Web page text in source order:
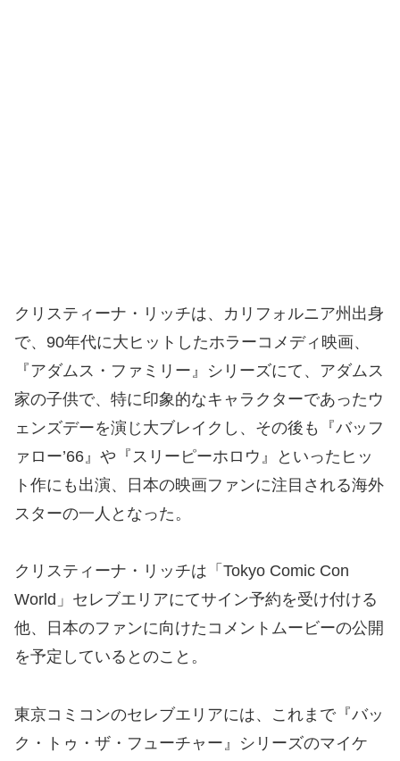
クリスティーナ・リッチは、カリフォルニア州出身
で、90年代に大ヒットしたホラーコメディ映画、
『アダムス・ファミリー』シリーズにて、アダムス
家の子供で、特に印象的なキャラクターであったウ
ェンズデーを演じ大ブレイクし、その後も『バッフ
ァロー’66』や『スリーピーホロウ』といったヒッ
ト作にも出演、日本の映画ファンに注目される海外
スターの一人となった。
クリスティーナ・リッチは「Tokyo Comic Con
World」セレブエリアにてサイン予約を受け付ける
他、日本のファンに向けたコメントムービーの公開
を予定しているとのこと。
東京コミコンのセレブエリアには、これまで『バッ
ク・トゥ・ザ・フューチャー』シリーズのマイケ